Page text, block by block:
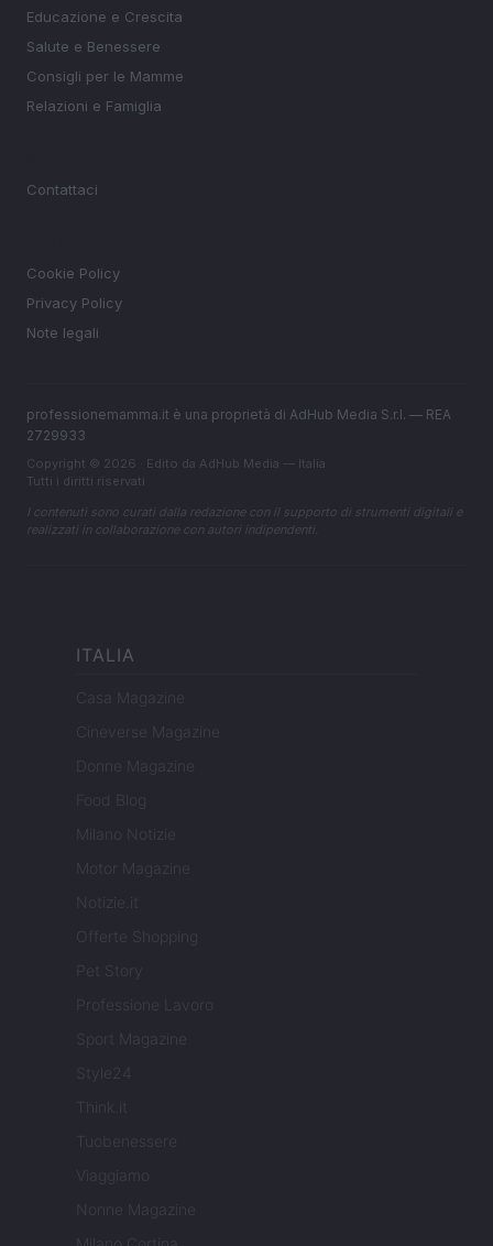
Educazione e Crescita
Salute e Benessere
Consigli per le Mamme
Relazioni e Famiglia
Contattaci
Cookie Policy
Privacy Policy
Note legali
professionemamma.it è una proprietà di AdHub Media S.r.l. — REA
2729933
Copyright © 2026 · Edito da AdHub Media — Italia
Tutti i diritti riservati
I contenuti sono curati dalla redazione con il supporto di strumenti digitali e
realizzati in collaborazione con autori indipendenti.
ITALIA
Casa Magazine
Cineverse Magazine
Donne Magazine
Food Blog
Milano Notizie
Motor Magazine
Notizie.it
Offerte Shopping
Pet Story
Professione Lavoro
Sport Magazine
Style24
Think.it
Tuobenessere
Viaggiamo
Nonne Magazine